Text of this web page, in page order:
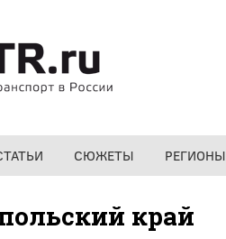
СЮЖЕТЫ РЕГИОНЫ
край